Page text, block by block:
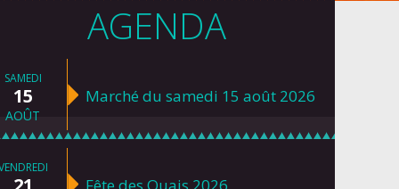
AGENDA
SAMEDI
15
AOÛT
Marché du samedi 15 août 2026
Fête des Quais 2026